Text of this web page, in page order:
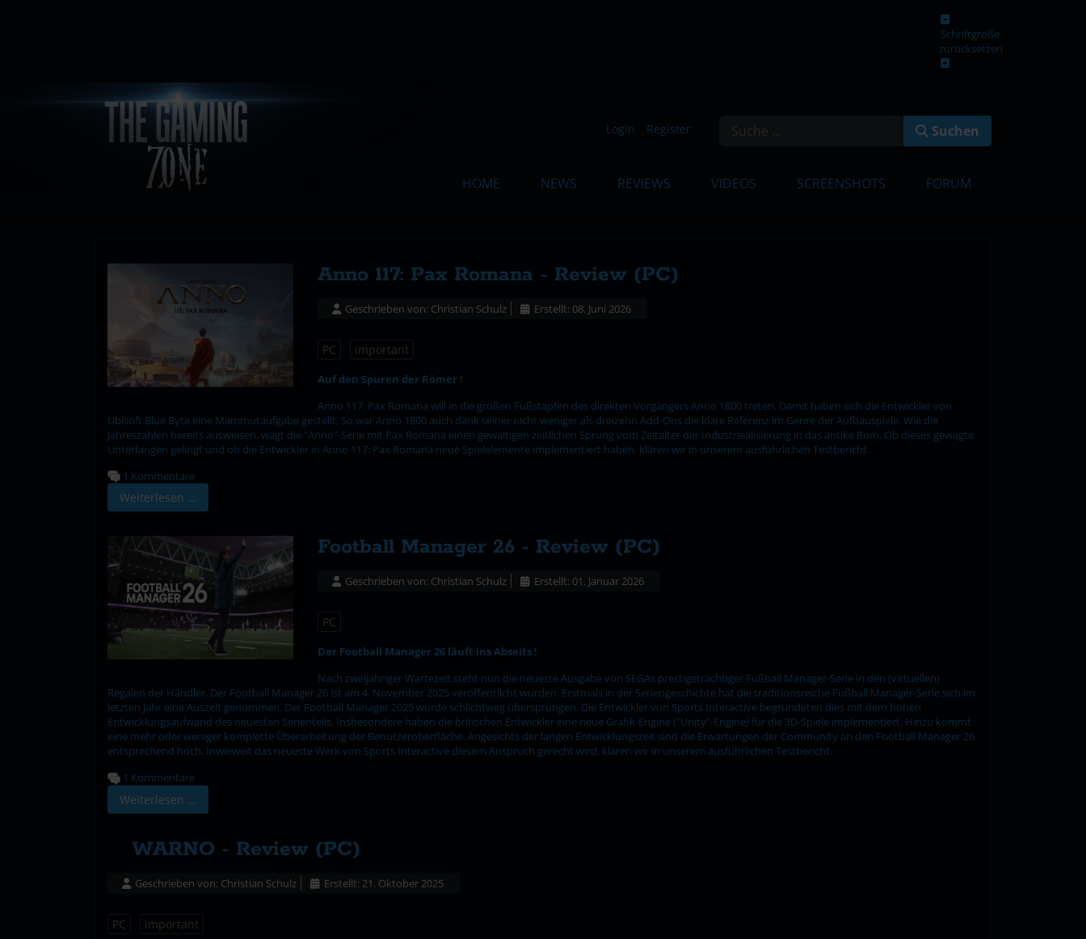
Schriftgröße
zurücksetzen
Login Register Suchen
HOME NEWS REVIEWS VIDEOS SCREENSHOTS FORUM
Anno 117: Pax Romana - Review (PC)
Geschrieben von: Christian Schulz Erstellt: 08. Juni 2026
PC important
Auf den Spuren der Römer !
Anno 117: Pax Romana will in die großen Fußstapfen des direkten Vorgängers Anno 1800 treten. Damit haben sich die Entwickler von
Ubisoft Blue Byte eine Mammutaufgabe gestellt. So war Anno 1800 auch dank seiner nicht weniger als dreizehn Add-Ons die klare Referenz im Genre der Aufbauspiele. Wie die
Jahreszahlen bereits ausweisen, wagt die "Anno"-Serie mit Pax Romana einen gewaltigen zeitlichen Sprung vom Zeitalter der Industriealisierung in das antike Rom. Ob dieses gewagte
Unterfangen gelingt und ob die Entwickler in Anno 117: Pax Romana neue Spielelemente implementiert haben, klären wir in unserem ausführlichen Testbericht.
1 Kommentare
Weiterlesen …
Football Manager 26 - Review (PC)
Geschrieben von: Christian Schulz Erstellt: 01. Januar 2026
PC
Der Football Manager 26 läuft ins Abseits !
Nach zweijähriger Wartezeit steht nun die neueste Ausgabe von SEGAs prestigeträchtiger Fußball Manager-Serie in den (virtuellen)
Regalen der Händler. Der Football Manager 26 ist am 4. November 2025 veröffentlicht wurden. Erstmals in der Seriengeschichte hat die traditionsreiche Fußball Manager-Serie sich im
letzten Jahr eine Auszeit genommen. Der Football Manager 2025 wurde schlichtweg übersprungen. Die Entwickler von Sports Interactive begründeten dies mit dem hohen
Entwicklungsaufwand des neuesten Serienteils. Insbesondere haben die britischen Entwickler eine neue Grafik-Engine ("Unity"-Engine) für die 3D-Spiele implementiert. Hinzu kommt
eine mehr oder weniger komplette Überarbeitung der Benutzeroberfläche. Angesichts der langen Entwicklungszeit sind die Erwartungen der Community an den Football Manager 26
entsprechend hoch. Inwieweit das neueste Werk von Sports Interactive diesem Anspruch gerecht wird, klären wir in unserem ausführlichen Testbericht.
1 Kommentare
Weiterlesen …
WARNO - Review (PC)
Geschrieben von: Christian Schulz Erstellt: 21. Oktober 2025
PC important